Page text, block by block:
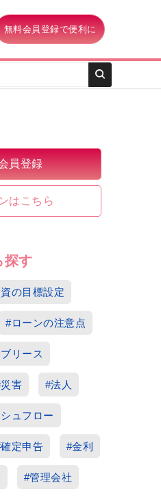
無料会員登録で便利に
員登録
はこちら
探す
の目標設定
#ローンの注意点
リース
害 #法人
ュフロー
定申告 #金利
#管理会社